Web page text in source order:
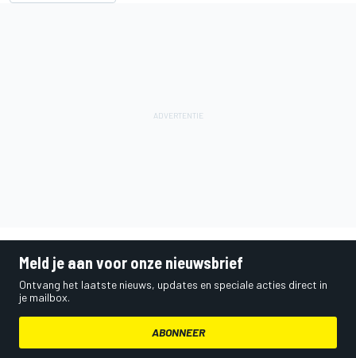
Meld je aan voor onze nieuwsbrief
Ontvang het laatste nieuws, updates en speciale acties direct in
je mailbox.
ABONNEER